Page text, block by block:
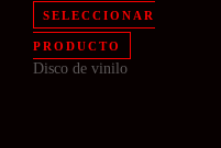
SELECCIONAR
PRODUCTO
Disco de vinilo